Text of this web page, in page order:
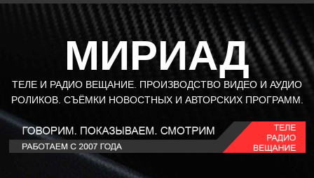
МИРИАД
ТЕЛЕ И РАДИО ВЕЩАНИЕ. ПРОИЗВОДСТВО ВИДЕО И АУДИО
РОЛИКОВ. СЪЁМКИ НОВОСТНЫХ И АВТОРСКИХ ПРОГРАММ.